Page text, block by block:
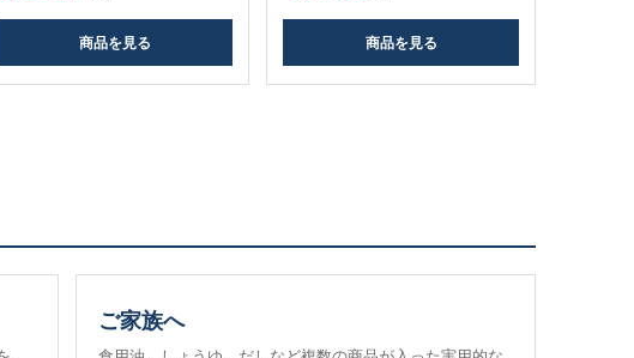
商品を見る 商品を見る
ご家族へ